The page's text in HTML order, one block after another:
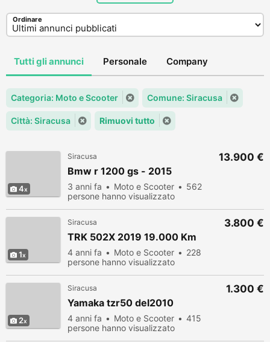
Ordinare
Tutti gli annunci Personale Company
Categoria: Moto e Scooter Comune: Siracusa
Città: Siracusa Rimuovi tutto
4
Siracusa
Bmw r 1200 gs - 2015
3 anni fa Moto e Scooter
562
persone hanno visualizzato
13.900 €
1
Siracusa
TRK 502X 2019 19.000 Km
4 anni fa Moto e Scooter
228
persone hanno visualizzato
3.800 €
2
Siracusa
Yamaka tzr50 del2010
4 anni fa Moto e Scooter
415
persone hanno visualizzato
1.300 €